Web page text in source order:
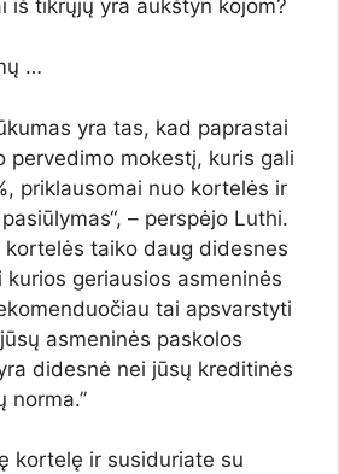
iš tikrųjų yra aukštyn kojom?
…
yra tas, kad paprastai
pervedimo mokestį, kuris gali
priklausomai nuo kortelės ir
– perspėjo Luthi.
kortelės taiko daug didesnes
kurios geriausios asmeninės
tai apsvarstyti
asmeninės paskolos
didesnė nei jūsų kreditinės
norma.”
kortelę ir susiduriate su